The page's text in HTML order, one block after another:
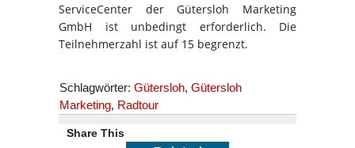
ServiceCenter der Gütersloh Marketing
GmbH ist unbedingt erforderlich. Die
Teilnehmerzahl ist auf 15 begrenzt.
Schlagwörter: Gütersloh, Gütersloh
Marketing, Radtour
Share This